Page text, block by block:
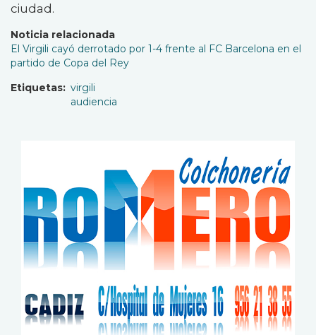
ciudad.
Noticia relacionada
El Virgili cayó derrotado por 1-4 frente al FC Barcelona en el
partido de Copa del Rey
Etiquetas
virgili
audiencia